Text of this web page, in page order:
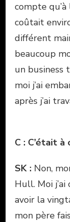
compte
coûtait
différent
beaucoup
un business
moi j’ai
après j’ai
C : C’était à
SK : Non,
Hull. Moi j’ai
avoir la
mon père